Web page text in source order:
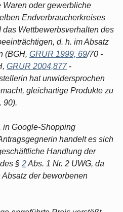
oder gewerbliche
Endverbraucherkreises
Wettbewerbsverhalten des
d. h. im Absatz
(BGH, GRUR 1999, 69/70 -
GRUR 2004,877-
hat unwidersprochen
gleichartige Produkte zu
90).
in Google-Shopping
handelt es sich
Handlung der
§ 2Abs. 1 Nr. 2 UWG, da
der beworbenen